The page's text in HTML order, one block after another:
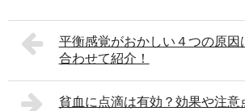
平衡感覚がおかしい４つの原因
合わせて紹介！
貧血に点滴は有効？効果や注意